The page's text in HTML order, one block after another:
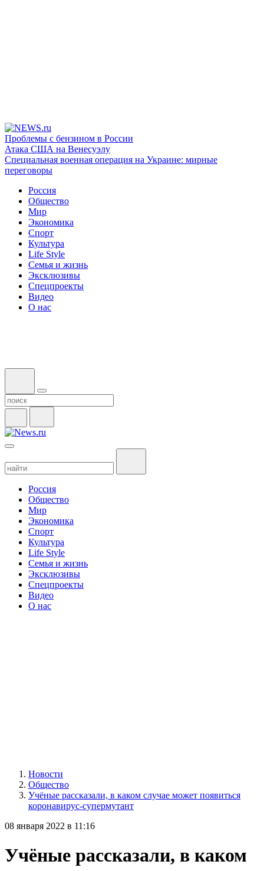
Проблемы с бензином в России
Атака США на Венесуэлу
Специальная военная операция на Украине: мирные
переговоры
Россия
Общество
Мир
Экономика
Спорт
Культура
Life Style
Семья и жизнь
Эксклюзивы
Спецпроекты
Видео
О нас
Россия
Общество
Мир
Экономика
Спорт
Культура
Life Style
Семья и жизнь
Эксклюзивы
Спецпроекты
Видео
О нас
Новости
Общество
Учёные рассказали, в каком случае может появиться
коронавирус-супермутант
08 января 2022 в 11:16
Учёные рассказали, в каком